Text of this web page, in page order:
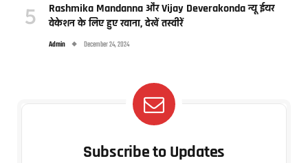
Rashmika Mandanna और Vijay Deverakonda न्यू ईयर
वेकेशन के लिए हुए रवाना, देखें तस्वीरें
Admin December 24, 2024
Subscribe to Updates